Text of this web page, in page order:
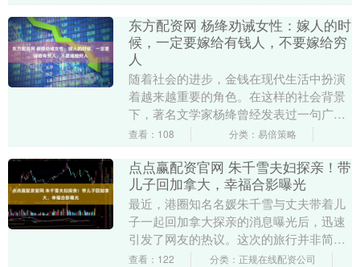
东方配资网 杨绛劝诫女性：嫁人的时
候，一定要嫁给有钱人，不要嫁给穷
人
随着社会的进步，金钱在现代生活中扮演
着越来越重要的角色。在这样的社会背景
下，著名文学家杨绛曾经发表过一句广为
讨论的话：如果在结婚前被有钱人看上，
查看：108 分类：易倍策略
点点赢配资官网 朱千雪夫妇探亲！带
儿子回加拿大，幸福合影曝光
最近，港圈知名名媛朱千雪与丈夫带着儿
子一起回加拿大探亲的消息曝光后，迅速
引发了网友的热议。这次的旅行并非简单
的家庭出游，而是一场充满温情与低调魅
查看：122 分类：正规在线配资公司